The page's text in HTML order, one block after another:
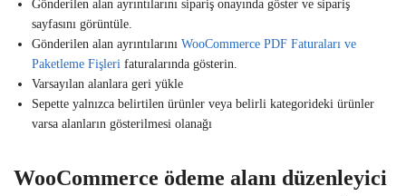
Gönderilen alan ayrıntılarını sipariş onayında göster ve sipariş
sayfasını görüntüle.
Gönderilen alan ayrıntılarını WooCommerce PDF Faturaları ve
Paketleme Fişleri faturalarında gösterin.
Varsayılan alanlara geri yükle
Sepette yalnızca belirtilen ürünler veya belirli kategorideki ürünler
varsa alanların gösterilmesi olanağı
WooCommerce ödeme alanı düzenleyici